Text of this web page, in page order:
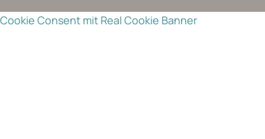
Cookie Consent mit Real Cookie Banner